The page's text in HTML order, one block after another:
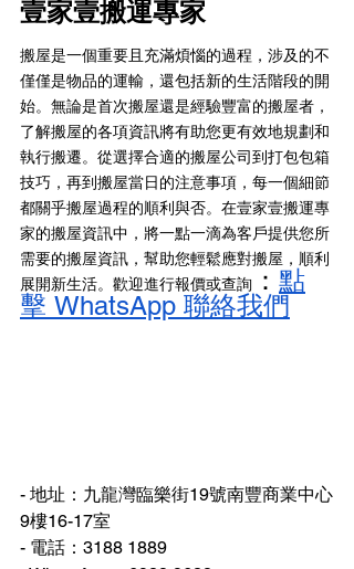
壹家壹搬運專家
搬屋是一個重要且充滿煩惱的過程，涉及的不
僅僅是物品的運輸，還包括新的生活階段的開
始。無論是首次搬屋還是經驗豐富的搬屋者，
了解搬屋的各項資訊將有助您更有效地規劃和
執行搬遷。從選擇合適的搬屋公司到打包包箱
技巧，再到搬屋當日的注意事項，每一個細節
都關乎搬屋過程的順利與否。在壹家壹搬運專
家的搬屋資訊中，將一點一滴為客戶提供您所
需要的搬屋資訊，幫助您輕鬆應對搬屋，順利
展開新生活。歡迎進行報價或查詢
： 點
擊 WhatsApp 聯絡我們
- 地址：九龍灣臨樂街19號南豐商業中心
9樓16-17室
- 電話：3188 1889